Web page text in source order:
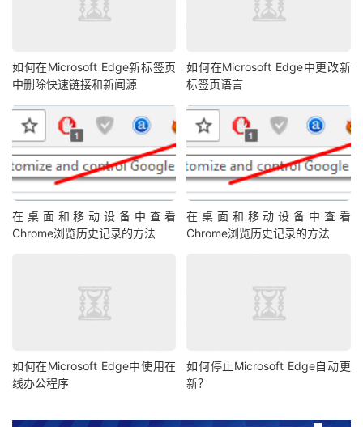
如何在Microsoft Edge新标签页
中删除快速链接和新闻源
如何在Microsoft Edge中更改新
标签页语言
在桌面和移动设备中查看
Chrome浏览历史记录的方法
在桌面和移动设备中查看
Chrome浏览历史记录的方法
如何在Microsoft Edge中使用在
线办公程序
如何停止Microsoft Edge自动更
新？